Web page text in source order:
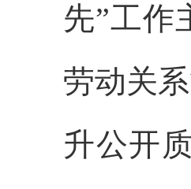
先”工作
劳动关
升公开